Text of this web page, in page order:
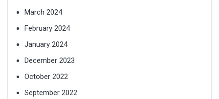
March 2024
February 2024
January 2024
December 2023
October 2022
September 2022